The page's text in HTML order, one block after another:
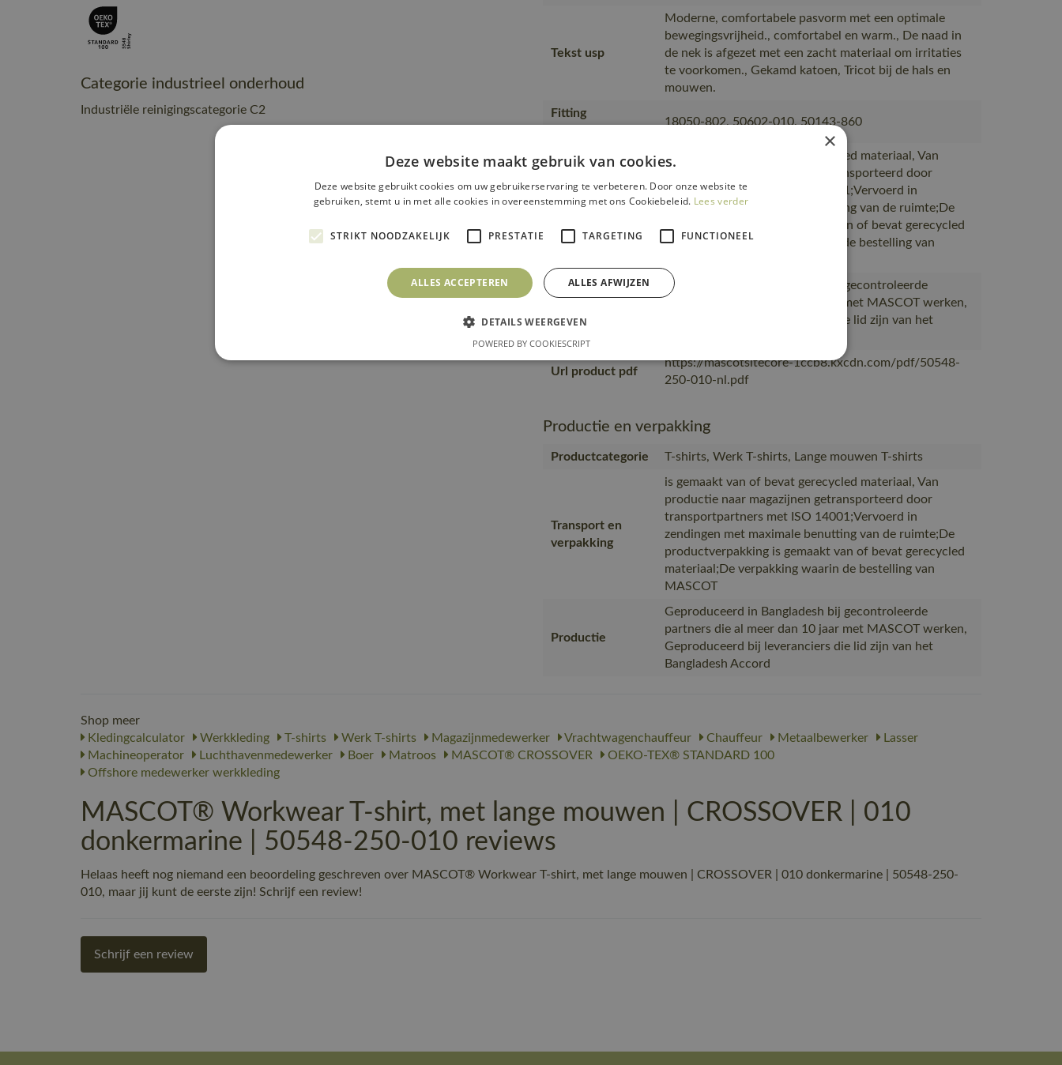
Categorie industrieel onderhoud
Industriële reinigingscategorie C2
Tekst usp
Moderne, comfortabele pasvorm met een optimale
bewegingsvrijheid., comfortabel en warm., De naad in
de nek is afgezet met een zacht materiaal om irritaties
te voorkomen., Gekamd katoen, Tricot bij de hals en
mouwen.
Fitting
18050-802, 50602-010, 50143-860
Transport en
is gemaakt van of bevat gerecycled materiaal, Van
productie naar magazijnen getransporteerd door
transportpartners met ISO 14001;Vervoerd in
zendingen met maximale benutting van de ruimte;De
productverpakking is gemaakt van of bevat gerecycled
materiaal;De verpakking waarin de bestelling van
Geproduceerd in Bangladesh bij gecontroleerde
partners die al meer dan 10 jaar met MASCOT werken,
Geproduceerd bij leveranciers die lid zijn van het
Url product pdf
https://mascotsitecore-1ccb8.kxcdn.com/pdf/50548-
250-010-nl.pdf
Productie en verpakking
Productcategorie T-shirts, Werk T-shirts, Lange mouwen T-shirts
Transport en
verpakking
is gemaakt van of bevat gerecycled materiaal, Van
productie naar magazijnen getransporteerd door
transportpartners met ISO 14001;Vervoerd in
zendingen met maximale benutting van de ruimte;De
productverpakking is gemaakt van of bevat gerecycled
materiaal;De verpakking waarin de bestelling van
MASCOT
Productie
Geproduceerd in Bangladesh bij gecontroleerde
partners die al meer dan 10 jaar met MASCOT werken,
Geproduceerd bij leveranciers die lid zijn van het
Bangladesh Accord
Shop meer
Kledingcalculator
Werkkleding T-shirts Werk T-shirts Magazijnmedewerker Vrachtwagenchauffeur Chauffeur Metaalbewerker
Lasser
Machineoperator
Luchthavenmedewerker Boer Matroos MASCOT® CROSSOVER
OEKO-TEX® STANDARD 100
Offshore medewerker werkkleding
MASCOT® Workwear T-shirt, met lange mouwen | CROSSOVER | 010
donkermarine | 50548-250-010 reviews
Helaas heeft nog niemand een beoordeling geschreven over MASCOT® Workwear T-shirt, met lange mouwen | CROSSOVER | 010 donkermarine | 50548-250-
010, maar jij kunt de eerste zijn! Schrijf een review!
Schrijf een review
×
Deze website maakt gebruik van cookies.
Deze website gebruikt cookies om uw gebruikerservaring te verbeteren. Door onze website te
gebruiken, stemt u in met alle cookies in overeenstemming met ons Cookiebeleid. Lees verder
STRIKT NOODZAKELIJK PRESTATIE TARGETING FUNCTIONEEL
ALLES ACCEPTEREN ALLES AFWIJZEN
DETAILS WEERGEVEN
POWERED BY COOKIESCRIPT